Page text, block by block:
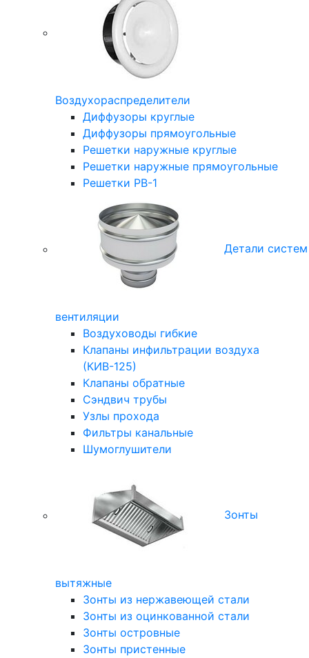
Воздухораспределители
Диффузоры круглые
Диффузоры прямоугольные
Решетки наружные круглые
Решетки наружные прямоугольные
Решетки РВ-1
Детали систем
вентиляции
Воздуховоды гибкие
Клапаны инфильтрации воздуха
(КИВ-125)
Клапаны обратные
Сэндвич трубы
Узлы прохода
Фильтры канальные
Шумоглушители
Зонты
вытяжные
Зонты из нержавеющей стали
Зонты из оцинкованной стали
Зонты островные
Зонты пристенные